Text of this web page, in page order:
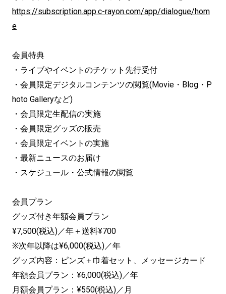
https://subscription.app.c-rayon.com/app/dialogue/hom
e
会員特典
・ライブやイベントのチケット先行受付
・会員限定デジタルコンテンツの閲覧(Movie・Blog・P
hoto Galleryなど)
・会員限定生配信の実施
・会員限定グッズの販売
・会員限定イベントの実施
・最新ニュースのお届け
・スケジュール・公式情報の閲覧
会員プラン
グッズ付き年額会員プラン
¥7,500(税込)／年＋送料¥700
※次年以降は¥6,000(税込)／年
グッズ内容：ピンズ＋巾着セット、メッセージカード
年額会員プラン：¥6,000(税込)／年
月額会員プラン：¥550(税込)／月